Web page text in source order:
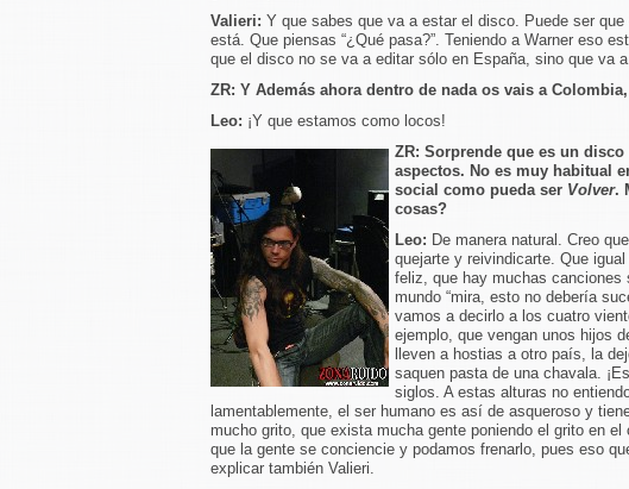
Valieri: Y que sabes que va a estar el disco. Puede ser
está. Que piensas “¿Qué pasa?”. Teniendo a Warner eso
que el disco no se va a editar sólo en España, sino que va
ZR: Y Además ahora dentro de nada os vais a
Leo: ¡Y que estamos como locos!
ZR: Sorprende que es un
aspectos. No es muy habitual
social como pueda ser Volver.
cosas?
Leo: De manera natural. Creo
quejarte y reivindicarte. Que
feliz, que hay muchas canciones
mundo “mira, esto no debería
vamos a decirlo a los cuatro
ejemplo, que vengan unos hijos
lleven a hostias a otro país, la
saquen pasta de una chavala.
siglos. A estas alturas no
lamentablemente, el ser humano es así de asqueroso y
mucho grito, que exista mucha gente poniendo el grito en
que la gente se conciencie y podamos frenarlo, pues eso
explicar también Valieri.